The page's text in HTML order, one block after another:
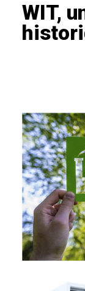
WIT,